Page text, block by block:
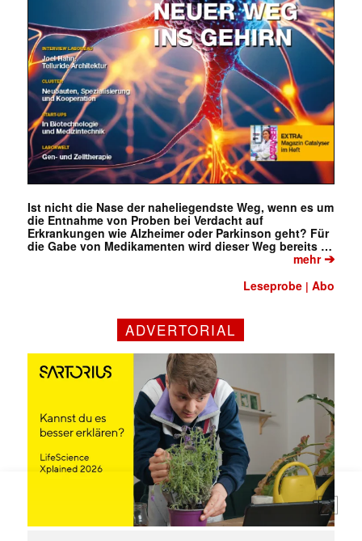
jede Woche aktuell informiert.
Mail
Ist nicht die Nase der naheliegendste Weg, wenn es um
die Entnahme von Proben bei Verdacht auf
Erkrankungen wie Alzheimer oder Parkinson geht? Für
die Gabe von Medikamenten wird dieser Weg bereits …
mehr➔
Leseprobe |Abo
ADVERTORIAL